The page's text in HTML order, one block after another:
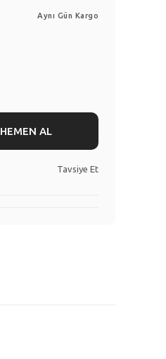
Aynı Gün Kargo
HEMEN AL
Tavsiye Et